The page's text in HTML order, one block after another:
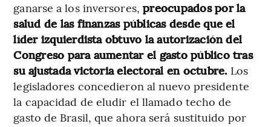
ganarse a los inversores, preocupados por la
salud de las finanzas públicas desde que el
líder izquierdista obtuvo la autorización del
Congreso para aumentar el gasto público tras
su ajustada victoria electoral en octubre. Los
legisladores concedieron al nuevo presidente
la capacidad de eludir el llamado techo de
gasto de Brasil, que ahora será sustituido por